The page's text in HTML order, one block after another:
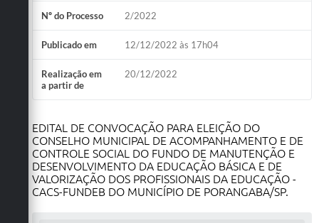
Nº do Processo 2/2022
Publicado em 12/12/2022 às 17h04
Realização em
a partir de
20/12/2022
EDITAL DE CONVOCAÇÃO PARA ELEIÇÃO DO
CONSELHO MUNICIPAL DE ACOMPANHAMENTO E DE
CONTROLE SOCIAL DO FUNDO DE MANUTENÇÃO E
DESENVOLVIMENTO DA EDUCAÇÃO BÁSICA E DE
VALORIZAÇÃO DOS PROFISSIONAIS DA EDUCAÇÃO -
CACS-FUNDEB DO MUNICÍPIO DE PORANGABA/SP.